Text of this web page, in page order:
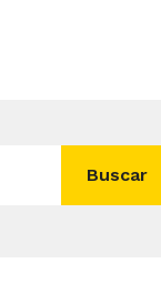
Buscar